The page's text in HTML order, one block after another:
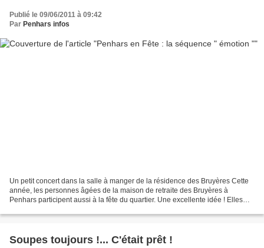
Publié le 09/06/2011 à 09:42
Par Penhars infos
Un petit concert dans la salle à manger de la résidence des Bruyères Cette
année, les personnes âgées de la maison de retraite des Bruyères à
Penhars participent aussi à la fête du quartier. Une excellente idée ! Elles
Soupes toujours !... C'était prêt !